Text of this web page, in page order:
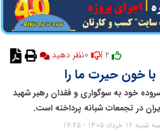
نظر دهید
با خون حیرت ما را
خود به سوگواری و فقدان رهبر شهید
در تجمعات شبانه پرداخته است.
سه شنبه 12 خرداد 1405 - 17:45